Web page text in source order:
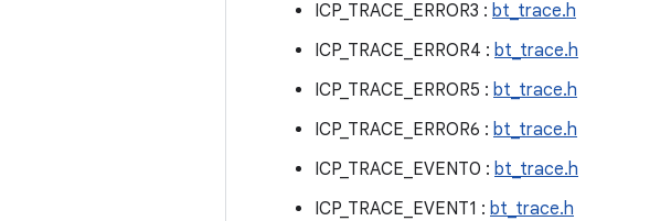
ICP_TRACE_ERROR3 : bt_trace.h
ICP_TRACE_ERROR4 : bt_trace.h
ICP_TRACE_ERROR5 : bt_trace.h
ICP_TRACE_ERROR6 : bt_trace.h
ICP_TRACE_EVENT0 : bt_trace.h
ICP_TRACE_EVENT1 : bt_trace.h